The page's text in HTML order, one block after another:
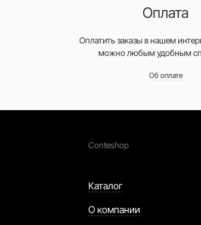
Оплата
Оплатить заказы в нашем
можно любым удобным
Об оплате
Conteshop
Каталог
О компании